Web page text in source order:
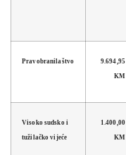
Pravobranilaštvo 9.694,95
KM
Visoko sudsko i
tužilačko vijeće
1.400,00
KM